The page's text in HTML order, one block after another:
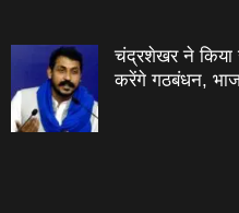
चंद्रशेखर ने किया
करेंगे गठबंधन,